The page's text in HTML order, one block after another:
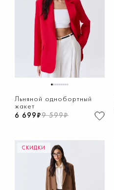
123456789
Льняной однобортный
жакет
6 699₽9 599₽
СКИДКИ